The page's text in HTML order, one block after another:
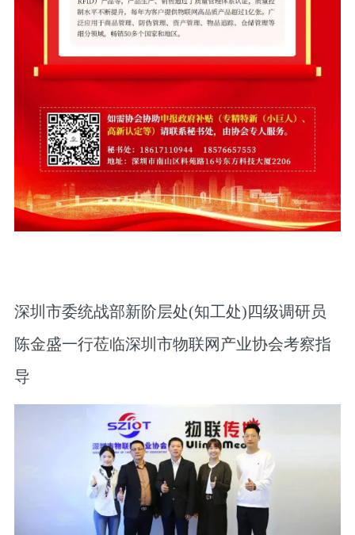
深圳市委统战部新阶层处(知工处)四级调研员
陈金盛一行莅临深圳市物联网产业协会考察指
导